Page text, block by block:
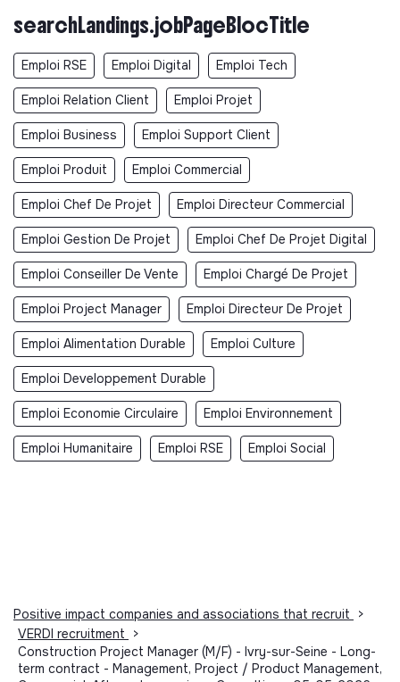
searchLandings.jobPageBlocTitle
Emploi RSE Emploi Digital Emploi Tech
Emploi Relation Client Emploi Projet
Emploi Business Emploi Support Client
Emploi Produit Emploi Commercial
Emploi Chef De Projet Emploi Directeur Commercial
Emploi Gestion De Projet Emploi Chef De Projet Digital
Emploi Conseiller De Vente Emploi Chargé De Projet
Emploi Project Manager Emploi Directeur De Projet
Emploi Alimentation Durable Emploi Culture
Emploi Developpement Durable
Emploi Economie Circulaire Emploi Environnement
Emploi Humanitaire Emploi RSE Emploi Social
Positive impact companies and associations that recruit
>
VERDI recruitment
>
Construction Project Manager (M/F) - Ivry-sur-Seine - Long-
term contract - Management, Project / Product Management,